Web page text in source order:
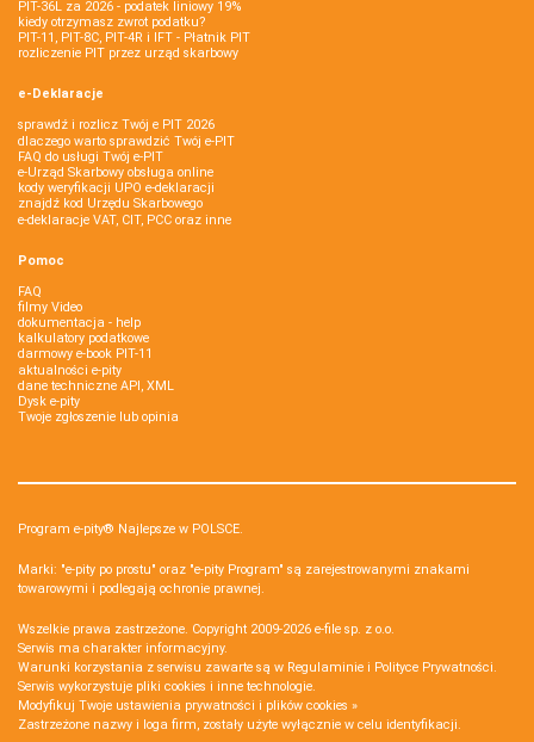
PIT-36L za 2026 - podatek liniowy 19%
kiedy otrzymasz zwrot podatku?
PIT-11, PIT-8C, PIT-4R i IFT - Płatnik PIT
rozliczenie PIT przez urząd skarbowy
e-Deklaracje
sprawdź i rozlicz Twój e PIT 2026
dlaczego warto sprawdzić Twój e-PIT
FAQ do usługi Twój e-PIT
e-Urząd Skarbowy obsługa online
kody weryfikacji UPO e-deklaracji
znajdź kod Urzędu Skarbowego
e-deklaracje VAT, CIT, PCC oraz inne
Pomoc
FAQ
filmy Video
dokumentacja - help
kalkulatory podatkowe
darmowy e-book PIT-11
aktualności e-pity
dane techniczne API, XML
Dysk e-pity
Twoje zgłoszenie lub opinia
Program e-pity® Najlepsze w POLSCE.
Marki: "e-pity po prostu" oraz "e-pity Program" są zarejestrowanymi znakami
towarowymi i podlegają ochronie prawnej.
Wszelkie prawa zastrzeżone. Copyright 2009-2026 e-file sp. z o.o.
Serwis ma charakter informacyjny.
Warunki korzystania z serwisu zawarte są w Regulaminie i Polityce Prywatności.
Serwis wykorzystuje pliki cookies i inne technologie.
Modyfikuj Twoje ustawienia prywatności i plików cookies »
Zastrzeżone nazwy i loga firm, zostały użyte wyłącznie w celu identyfikacji.